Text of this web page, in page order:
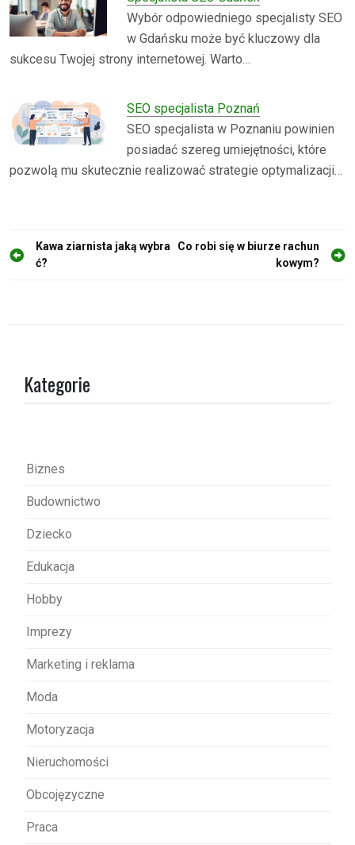
Wybór odpowiedniego specjalisty SEO
w Gdańsku może być kluczowy dla
sukcesu Twojej strony internetowej. Warto…
SEO specjalista Poznań
SEO specjalista w Poznaniu powinien
posiadać szereg umiejętności, które
pozwolą mu skutecznie realizować strategie optymalizacji…
N
Kawa ziarnista jaką wybra
ć?
Co robi się w biurze rachun
kowym?
Kategorie
Biznes
Budownictwo
Dziecko
Edukacja
Hobby
Imprezy
Marketing i reklama
Moda
Motoryzacja
Nieruchomości
Obcojęzyczne
Praca